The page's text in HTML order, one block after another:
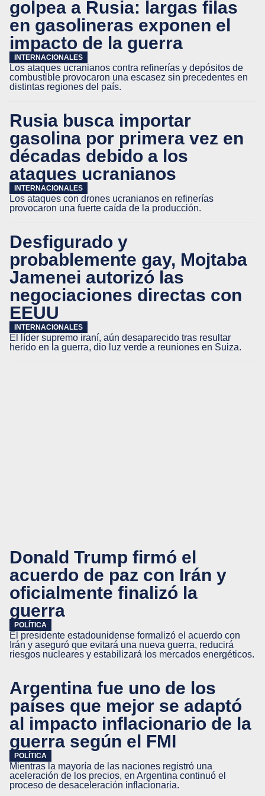
golpea a Rusia: largas filas
en gasolineras exponen el
impacto de la guerra
INTERNACIONALES
Los ataques ucranianos contra refinerías y depósitos de
combustible provocaron una escasez sin precedentes en
distintas regiones del país.
Rusia busca importar
gasolina por primera vez en
décadas debido a los
ataques ucranianos
INTERNACIONALES
Los ataques con drones ucranianos en refinerías
provocaron una fuerte caída de la producción.
Desfigurado y
probablemente gay, Mojtaba
Jamenei autorizó las
negociaciones directas con
EEUU
INTERNACIONALES
El líder supremo iraní, aún desaparecido tras resultar
herido en la guerra, dio luz verde a reuniones en Suiza.
Donald Trump firmó el
acuerdo de paz con Irán y
oficialmente finalizó la
guerra
POLÍTICA
El presidente estadounidense formalizó el acuerdo con
Irán y aseguró que evitará una nueva guerra, reducirá
riesgos nucleares y estabilizará los mercados energéticos.
Argentina fue uno de los
países que mejor se adaptó
al impacto inflacionario de la
guerra según el FMI
POLÍTICA
Mientras la mayoría de las naciones registró una
aceleración de los precios, en Argentina continuó el
proceso de desaceleración inflacionaria.